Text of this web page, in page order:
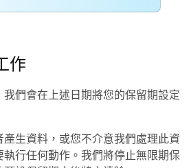
作
們會在上述日期將您的保留期設定
生資料，或您不介意我們處理此資
行任何動作。我們將停止無限期保